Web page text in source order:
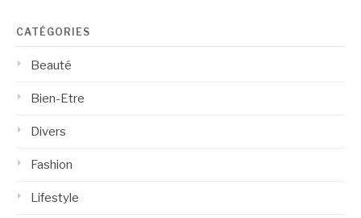
CATÉGORIES
Beauté
Bien-Etre
Divers
Fashion
Lifestyle